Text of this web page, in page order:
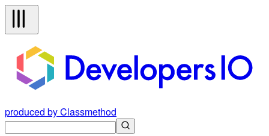
produced by Classmethod